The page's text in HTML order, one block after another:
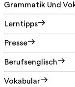
Grammatik Und
Lerntipps
Presse
Berufsenglisch
Vokabular